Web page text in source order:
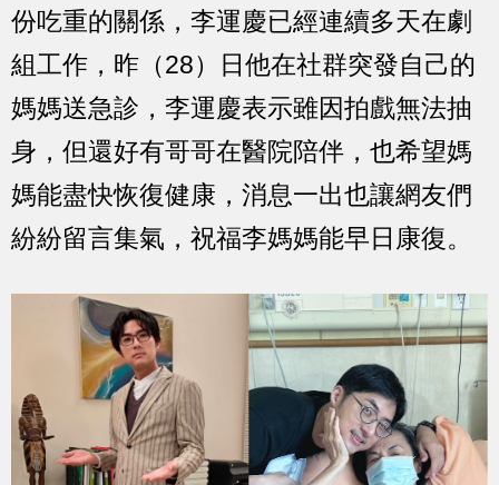
份吃重的關係，李運慶已經連續多天在劇
組工作，昨（28）日他在社群突發自己的
媽媽送急診，李運慶表示雖因拍戲無法抽
身，但還好有哥哥在醫院陪伴，也希望媽
媽能盡快恢復健康，消息一出也讓網友們
紛紛留言集氣，祝福李媽媽能早日康復。